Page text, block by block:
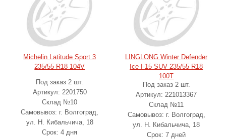
Michelin Latitude Sport 3
235/55 R18 104V
Под заказ 2 шт.
Артикул: 2201750
Склад №10
Самовывоз: г. Волгоград,
ул. Н. Кибальчича, 18
Срок: 4 дня
LINGLONG Winter Defender
Ice I-15 SUV 235/55 R18
100T
Под заказ 2 шт.
Артикул: 221013367
Склад №11
Самовывоз: г. Волгоград,
ул. Н. Кибальчича, 18
Срок: 7 дней